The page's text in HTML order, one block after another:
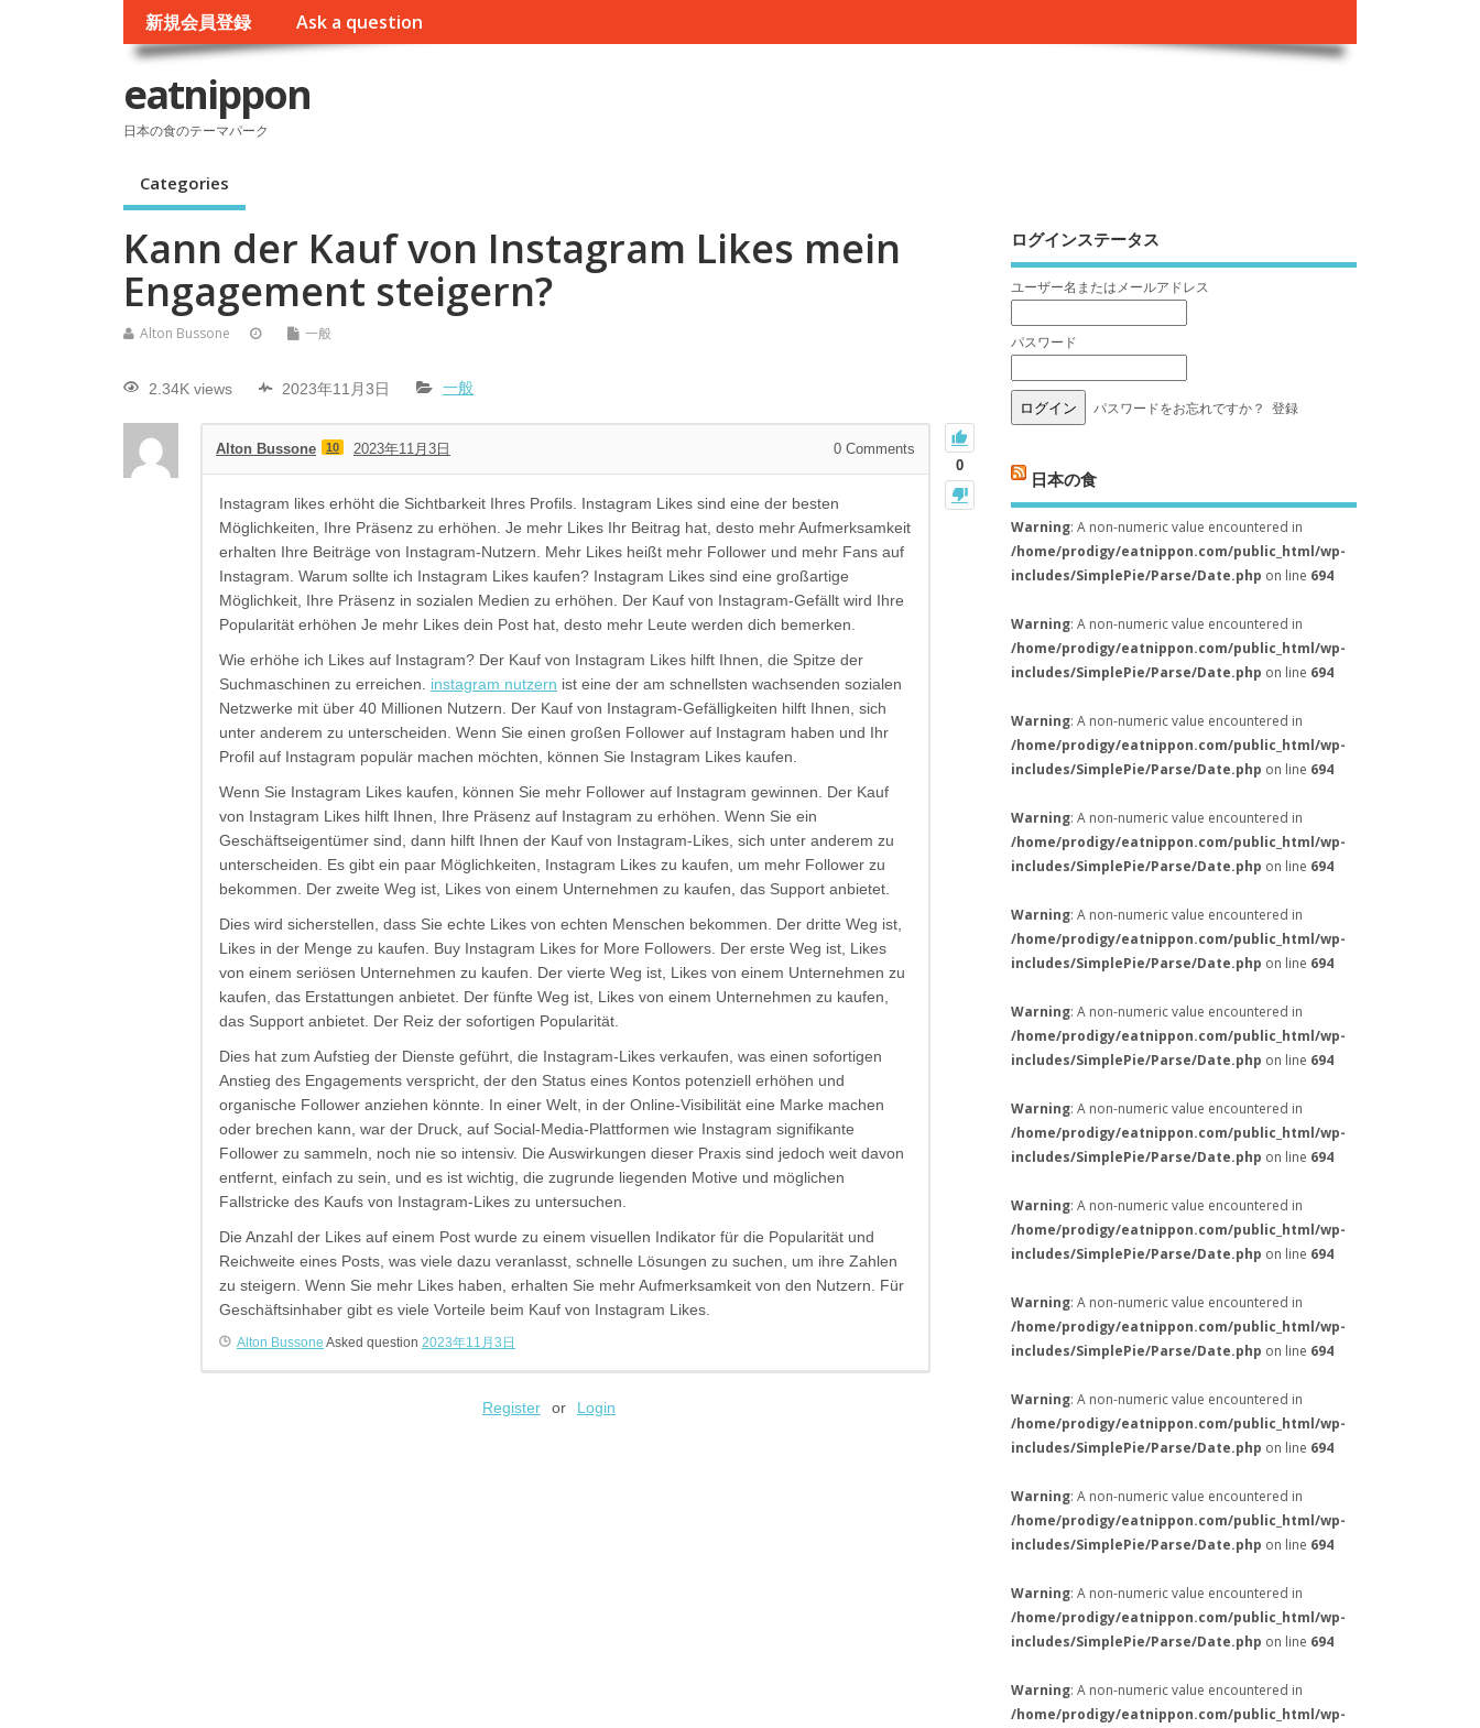
新規会員登録 Ask a question
eatnippon
日本の食のテーマパーク
Categories
Kann der Kauf von Instagram Likes mein
Engagement steigern?
Alton Bussone 一般
2.34K views 2023年11月3日 一般
0
Alton Bussone 10 2023年11月3日 0Comments
Instagram likes erhöht die Sichtbarkeit Ihres Profils. Instagram Likes sind eine der besten
Möglichkeiten, Ihre Präsenz zu erhöhen. Je mehr Likes Ihr Beitrag hat, desto mehr Aufmerksamkeit
erhalten Ihre Beiträge von Instagram-Nutzern. Mehr Likes heißt mehr Follower und mehr Fans auf
Instagram. Warum sollte ich Instagram Likes kaufen? Instagram Likes sind eine großartige
Möglichkeit, Ihre Präsenz in sozialen Medien zu erhöhen. Der Kauf von Instagram-Gefällt wird Ihre
Popularität erhöhen Je mehr Likes dein Post hat, desto mehr Leute werden dich bemerken.
Wie erhöhe ich Likes auf Instagram? Der Kauf von Instagram Likes hilft Ihnen, die Spitze der
Suchmaschinen zu erreichen. instagram nutzern ist eine der am schnellsten wachsenden sozialen
Netzwerke mit über 40 Millionen Nutzern. Der Kauf von Instagram-Gefälligkeiten hilft Ihnen, sich
unter anderem zu unterscheiden. Wenn Sie einen großen Follower auf Instagram haben und Ihr
Profil auf Instagram populär machen möchten, können Sie Instagram Likes kaufen.
Wenn Sie Instagram Likes kaufen, können Sie mehr Follower auf Instagram gewinnen. Der Kauf
von Instagram Likes hilft Ihnen, Ihre Präsenz auf Instagram zu erhöhen. Wenn Sie ein
Geschäftseigentümer sind, dann hilft Ihnen der Kauf von Instagram-Likes, sich unter anderem zu
unterscheiden. Es gibt ein paar Möglichkeiten, Instagram Likes zu kaufen, um mehr Follower zu
bekommen. Der zweite Weg ist, Likes von einem Unternehmen zu kaufen, das Support anbietet.
Dies wird sicherstellen, dass Sie echte Likes von echten Menschen bekommen. Der dritte Weg ist,
Likes in der Menge zu kaufen. Buy Instagram Likes for More Followers. Der erste Weg ist, Likes
von einem seriösen Unternehmen zu kaufen. Der vierte Weg ist, Likes von einem Unternehmen zu
kaufen, das Erstattungen anbietet. Der fünfte Weg ist, Likes von einem Unternehmen zu kaufen,
das Support anbietet. Der Reiz der sofortigen Popularität.
Dies hat zum Aufstieg der Dienste geführt, die Instagram-Likes verkaufen, was einen sofortigen
Anstieg des Engagements verspricht, der den Status eines Kontos potenziell erhöhen und
organische Follower anziehen könnte. In einer Welt, in der Online-Visibilität eine Marke machen
oder brechen kann, war der Druck, auf Social-Media-Plattformen wie Instagram signifikante
Follower zu sammeln, noch nie so intensiv. Die Auswirkungen dieser Praxis sind jedoch weit davon
entfernt, einfach zu sein, und es ist wichtig, die zugrunde liegenden Motive und möglichen
Fallstricke des Kaufs von Instagram-Likes zu untersuchen.
Die Anzahl der Likes auf einem Post wurde zu einem visuellen Indikator für die Popularität und
Reichweite eines Posts, was viele dazu veranlasst, schnelle Lösungen zu suchen, um ihre Zahlen
zu steigern. Wenn Sie mehr Likes haben, erhalten Sie mehr Aufmerksamkeit von den Nutzern. Für
Geschäftsinhaber gibt es viele Vorteile beim Kauf von Instagram Likes.
Alton Bussone Asked question 2023年11月3日
Register or Login
ログインステータス
ユーザー名またはメールアドレス
パスワード
パスワードをお忘れですか？ 登録
日本の食
Warning: A non-numeric value encountered in
/home/prodigy/eatnippon.com/public_html/wp-
includes/SimplePie/Parse/Date.php on line 694
Warning: A non-numeric value encountered in
/home/prodigy/eatnippon.com/public_html/wp-
includes/SimplePie/Parse/Date.php on line 694
Warning: A non-numeric value encountered in
/home/prodigy/eatnippon.com/public_html/wp-
includes/SimplePie/Parse/Date.php on line 694
Warning: A non-numeric value encountered in
/home/prodigy/eatnippon.com/public_html/wp-
includes/SimplePie/Parse/Date.php on line 694
Warning: A non-numeric value encountered in
/home/prodigy/eatnippon.com/public_html/wp-
includes/SimplePie/Parse/Date.php on line 694
Warning: A non-numeric value encountered in
/home/prodigy/eatnippon.com/public_html/wp-
includes/SimplePie/Parse/Date.php on line 694
Warning: A non-numeric value encountered in
/home/prodigy/eatnippon.com/public_html/wp-
includes/SimplePie/Parse/Date.php on line 694
Warning: A non-numeric value encountered in
/home/prodigy/eatnippon.com/public_html/wp-
includes/SimplePie/Parse/Date.php on line 694
Warning: A non-numeric value encountered in
/home/prodigy/eatnippon.com/public_html/wp-
includes/SimplePie/Parse/Date.php on line 694
Warning: A non-numeric value encountered in
/home/prodigy/eatnippon.com/public_html/wp-
includes/SimplePie/Parse/Date.php on line 694
Warning: A non-numeric value encountered in
/home/prodigy/eatnippon.com/public_html/wp-
includes/SimplePie/Parse/Date.php on line 694
Warning: A non-numeric value encountered in
/home/prodigy/eatnippon.com/public_html/wp-
includes/SimplePie/Parse/Date.php on line 694
Warning: A non-numeric value encountered in
/home/prodigy/eatnippon.com/public_html/wp-